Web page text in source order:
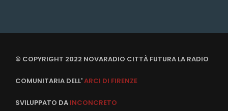
© COPYRIGHT 2022 NOVARADIO CITTÀ FUTURA LA RADIO
COMUNITARIA DELL'ARCI DI FIRENZE
SVILUPPATO DA INCONCRETO